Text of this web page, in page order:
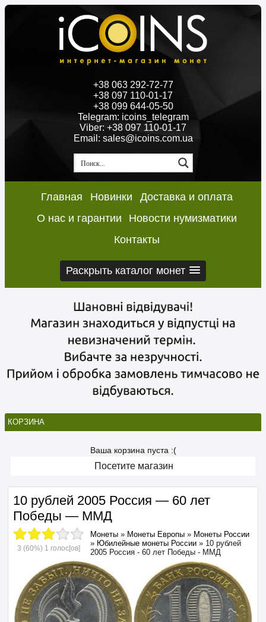
+38 063 292-72-77
+38 097 110-01-17
+38 099 644-05-50
Telegram: icoins_telegram
Viber: +38 097 110-01-17
Email: sales@icoins.com.ua
Главная Новинки
Доставка и оплата
О нас и гарантии
Новости нумизматики
Контакты
Раскрыть каталог монет
КОРЗИНА
Ваша корзина пуста :(
Посетите магазин
10 рублей 2005 Россия — 60 лет
Победы — ММД
3 (60%) 1 голос[ов]
Монеты » Монеты Европы » Монеты России
» Юбилейные монеты России » 10 рублей
2005 Россия - 60 лет Победы - ММД